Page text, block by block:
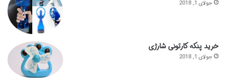
جولای 1, 2018
خرید پنکه کارتونی شارژی
جولای 1, 2018